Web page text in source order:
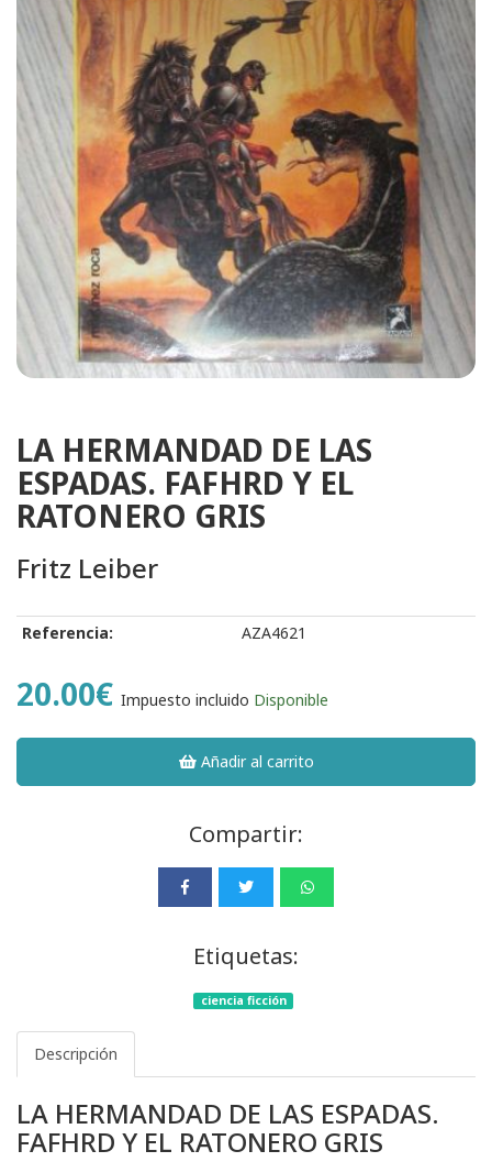
LA HERMANDAD DE LAS
ESPADAS. FAFHRD Y EL
RATONERO GRIS
Fritz Leiber
Referencia: AZA4621
20.00€ Impuesto incluido Disponible
Añadir al carrito
Compartir:
Etiquetas:
ciencia ficción
Descripción
LA HERMANDAD DE LAS ESPADAS.
FAFHRD Y EL RATONERO GRIS